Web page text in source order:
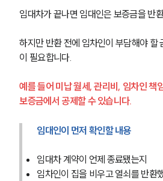
임대차가 끝나면 임대인은 보증금을 반
하지만 반환 전에 임차인이 부담해야 할
이 필요합니다.
예를 들어 미납 월세, 관리비, 임차인 책
보증금에서 공제할 수 있습니다.
임대인이 먼저 확인할 내용
임대차 계약이 언제 종료됐는지
임차인이 집을 비우고 열쇠를 반환